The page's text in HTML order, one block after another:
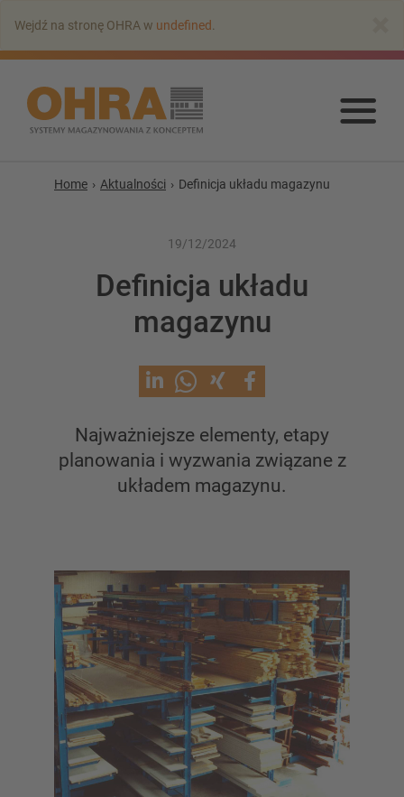
głównej
Wejdź na stronę OHRA w undefined
Home Aktualności Definicja układu magazynu
19/12/2024
Definicja układu
magazynu
Najważniejsze elementy, etapy
planowania i wyzwania związane z
układem magazynu.
Jednostronny regal wspornikowy
Dwustronny regał wspornikowy
Regały wspornikowe jezdne
Regał wspornikowy do długich towarów
Inne wersje regałów wspornikowych
PRZEGLĄD SYSTEMÓW
MAGAZYNOWYCH